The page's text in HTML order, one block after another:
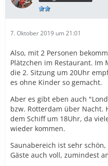
7. Oktober 2019 um 21:01
Also, mit 2 Personen
Plätzchen im Restaurant.
die 2. Sitzung um 20Uhr
es ohne Kinder so gemacht.
Aber es gibt eben auch
bzw. Rotterdam über Nacht.
dem Schiff um 18Uhr, da
wieder kommen.
Saunabereich ist sehr
Gäste auch voll, zumindest